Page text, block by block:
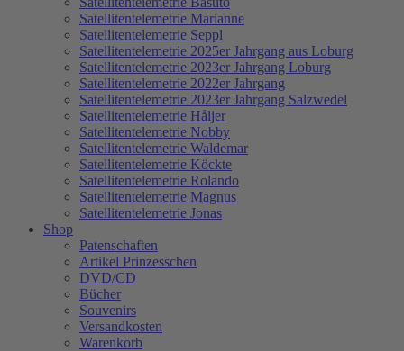
Satellitentelemetrie Marianne
Satellitentelemetrie Seppl
Satellitentelemetrie 2025er Jahrgang aus Loburg
Satellitentelemetrie 2023er Jahrgang Loburg
Satellitentelemetrie 2022er Jahrgang
Satellitentelemetrie 2023er Jahrgang Salzwedel
Satellitentelemetrie Håljer
Satellitentelemetrie Nobby
Satellitentelemetrie Waldemar
Satellitentelemetrie Köckte
Satellitentelemetrie Rolando
Satellitentelemetrie Magnus
Satellitentelemetrie Jonas
Shop
Patenschaften
Artikel Prinzesschen
DVD/CD
Bücher
Souvenirs
Versandkosten
Warenkorb